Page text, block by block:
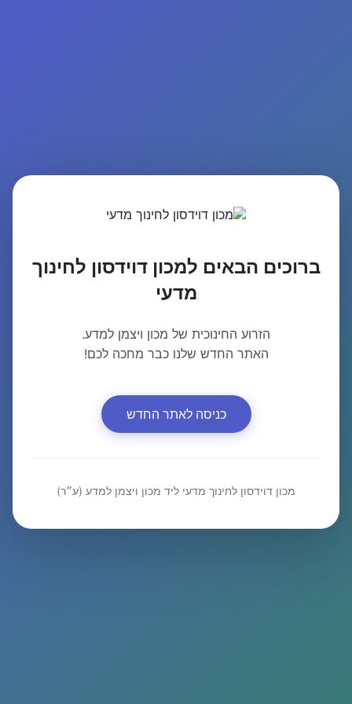
ברוכים הבאים למכון דוידסון לחינוך
מדעי
הזרוע החינוכית של מכון ויצמן למדע.
האתר החדש שלנו כבר מחכה לכם!
כניסה לאתר החדש
מכון דוידסון לחינוך מדעי ליד מכון ויצמן למדע (ע״ר)